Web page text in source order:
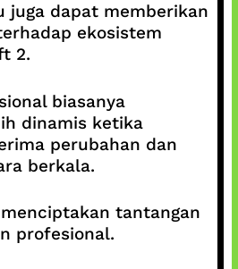
juga dapat memberikan
ekosistem
2.
biasanya
dinamis ketika
perubahan dan
berkala.
tantangan
profesional.